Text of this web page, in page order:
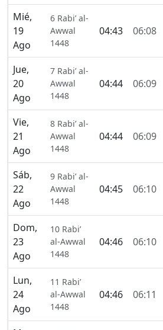
Mié,
19
Ago
6 Rabi’ al-
Awwal
1448
04:43 06:08
Jue,
20
Ago
7 Rabi’ al-
Awwal
1448
04:44 06:09
Vie,
21
Ago
8 Rabi’ al-
Awwal
1448
04:44 06:09
Sáb,
22
Ago
9 Rabi’ al-
Awwal
1448
04:45 06:10
Dom,
23
Ago
10 Rabi’
al-Awwal
1448
04:46 06:10
Lun,
24
Ago
11 Rabi’
al-Awwal
1448
04:46 06:11